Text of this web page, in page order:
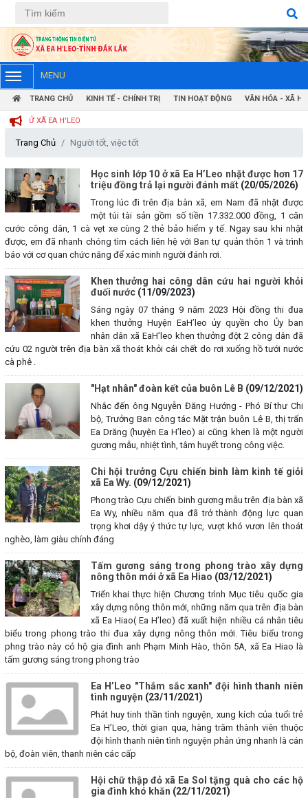
Tiếng Việt Tiếng Anh
MENU
TRANG CHỦ KINH TẾ - CHÍNH TRỊ TIN HOẠT ĐỘNG VĂN HÓA - XÃ
XÃ EA H'LEO
Trang Chủ Người tốt, việc tốt
Học sinh lớp 10 ở xã Ea H’Leo nhặt được hơn 17
triệu đồng trả lại người đánh mất (20/05/2026)
Trong lúc đi trên địa bàn xã, em Nam đã nhặt được
một túi tài sản gồm số tiền 17.332.000 đồng, 1 căn
cước công dân, 1 cà vẹt xe cùng 2 thẻ bảo hiểm y tế. Ngay sau khi nhặt
được, em đã nhanh chóng tìm cách liên hệ với Ban tự quản thôn 1 và trình
báo với cơ quan chức năng để xác minh người đánh rơi.
Khen thưởng hai công dân cứu hai người khỏi
đuối nước (11/09/2023)
Sáng ngày 07 tháng 9 năm 2023 Hội đồng thi đua
khen thưởng Huyện EaH’leo ủy quyền cho Ủy ban
nhân dân xã EaH’leo khen thưởng đột 2 công dân đã
cứu 02 người trên địa bàn xã thoát khỏi cái chết do rơi xuống hồ tưới nước
cà phê .
"Hạt nhân" đoàn kết của buôn Lê B (09/12/2021)
Nhắc đến ông Nguyễn Đăng Hướng - Phó Bí thư Chi
bộ, Trưởng Ban công tác Mặt trận buôn Lê B, thị trấn
Ea Drăng (huyện Ea H’leo) ai cũng khen là một người
gương mẫu, nhiệt tình, tâm huyết trong công việc.
Chi hội trưởng Cựu chiến binh làm kinh tế giỏi
xã Ea Wy. (09/12/2021)
Phong trào Cựu chiến binh gương mẫu trên địa bàn xã
Ea Wy, nhiều năm qua đã trở thành động lực quan
trọng khơi dậy ý thức tự lực, vượt khó vươn lên thoát
nghèo, làm giàu chính đáng
Tấm gương sáng trong phong trào xây dựng
nông thôn mới ở xã Ea Hiao (03/12/2021)
Triển khai thực hiện Chương trình Mục tiêu quốc gia
xây dựng nông thôn mới, những năm qua trên địa bàn
xã Ea Hiao( Ea H’leo) đã xuất hiện nhiều cá nhân tiêu
biểu trong phong trào thi đua xây dựng nông thôn mới. Tiêu biểu trong
phng trào này có hộ gia đình anh Phạm Minh Hào, thôn 5A, xã Ea Hiao là
tấm gương sáng trong phong trào
Ea H’Leo "Thắm sắc xanh" đội hình thanh niên
tình nguyện (23/11/2021)
Phát huy tinh thần tình nguyện, xung kích của tuổi trẻ
Ea H’Leo, thời gian qua, hàng trăm thành viên thuộc
đội hình thanh niên tình nguyện phản ứng nhanh là cán
bộ, đoàn viên, thanh niên các cấp
Hội chữ thập đỏ xã Ea Sol tặng quà cho các hộ
gia đình khó khăn (22/11/2021)